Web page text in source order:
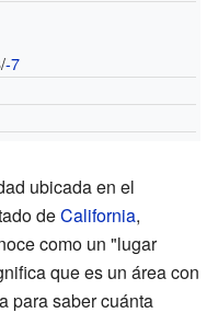
-7
ubicada en el
deCalifornia,
como un "lugar
que es un área con
para saber cuánta